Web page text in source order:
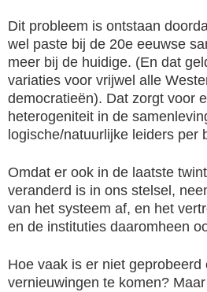
Dit probleem is ontstaan
wel paste bij de 20e eeuwse
meer bij de huidige. (En dat
variaties voor vrijwel alle
democratieën). Dat zorgt voor
heterogeniteit in de
logische/natuurlijke leiders per
Omdat er ook in de laatste
veranderd is in ons stelsel,
van het systeem af, en het
en de instituties daaromheen
Hoe vaak is er niet geprobeerd
vernieuwingen te komen?